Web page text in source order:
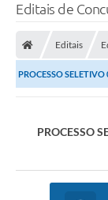
Editais de
Editais
PROCESSO
PROCESSO